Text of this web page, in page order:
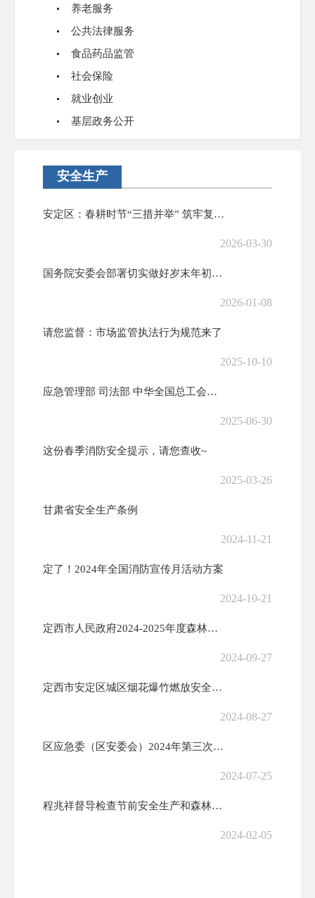
养老服务
公共法律服务
食品药品监管
社会保险
就业创业
基层政务公开
安全生产
安定区：春耕时节“三措并举” 筑牢复工复产“安全墙”
2026-03-30
国务院安委会部署切实做好岁末年初安全生产工作
2026-01-08
请您监督：市场监管执法行为规范来了
2025-10-10
应急管理部 司法部 中华全国总工会全国普法办关于开展第六届应急管理普...
2025-06-30
这份春季消防安全提示，请您查收~
2025-03-26
甘肃省安全生产条例
2024-11-21
定了！2024年全国消防宣传月活动方案
2024-10-21
定西市人民政府2024-2025年度森林草原防火命令
2024-09-27
定西市安定区城区烟花爆竹燃放安全管理办法
2024-08-27
区应急委（区安委会）2024年第三次全体（扩大）会议召开
2024-07-25
程兆祥督导检查节前安全生产和森林草原防火工作
2024-02-05